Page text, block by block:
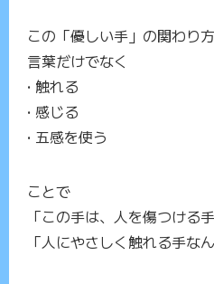
この「優しい手」の関わり方
言葉だけでなく
• 触れる
• 感じる
• 五感を使う
ことで
「この手は、人を傷つける
「人にやさしく触れる手なん